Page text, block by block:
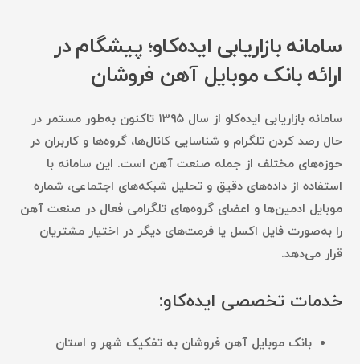
سامانه بازاریابی ایده‌کاو؛ پیشگام در
ارائه بانک موبایل آهن فروشان
سامانه بازاریابی ایده‌کاو از سال ۱۳۹۵
تاکنون به‌طور مستمر در
حالرصد کردن تلگرام و شناسایی کانال‌ها، گروه‌ها و کاربران در
حوزه‌های مختلف از جمله صنعت آهن است. این سامانه با
استفاده ازداده‌های دقیق وتحلیل شبکه‌های اجتماعی، شماره
موبایل ادمین‌ها و اعضای گروه‌های تلگرامی فعال در صنعت آهن
را به‌صورتفایل اکسل یا فرمت‌های دیگر در اختیار مشتریان
قرار می‌دهد.
خدمات تخصصی ایده‌کاو:
بانک موبایل آهن فروشان به تفکیک شهر و استان